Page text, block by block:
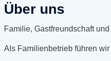
Über uns
Familie, Gastfreundschaft
Als Familienbetrieb führen